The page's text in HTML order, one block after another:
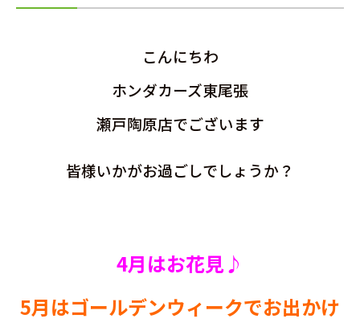
こんにちわ
ホンダカーズ東尾張
瀬戸陶原店でございます
皆様いかがお過ごしでしょうか？
4月はお花見♪
5月はゴールデンウィークでお出かけ